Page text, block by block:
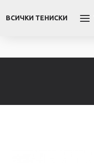
ВСИЧКИ ТЕНИСКИ